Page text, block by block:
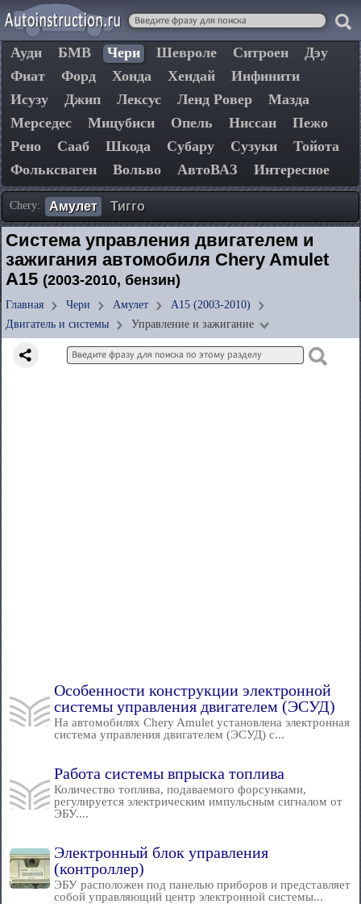
Ауди БМВ Чери Шевроле Ситроен
Дэу
Фиат
Форд Хонда Хендай
Инфинити
Исузу
Джип Лексус Ленд Ровер
Мазда
Мерседес
Мицубиси Опель Ниссан
Пежо
Рено
Сааб Шкода Субару Сузуки
Тойота
Фольксваген
Вольво АвтоВАЗ Интересное
Chery: Амулет Тигго
Система управления двигателем и
зажигания автомобиля Chery Amulet
A15 (2003-2010, бензин)
Главная Чери Амулет
A15 (2003-2010)
Двигатель и системы
Управление и зажигание
Особенности конструкции электронной
системы управления двигателем (ЭСУД)
На автомобилях Chery Amulet установлена электронная
система управления двигателем (ЭСУД) с...
Работа системы впрыска топлива
Количество топлива, подаваемого форсунками,
регулируется электрическим импульсным сигналом от
ЭБУ....
Электронный блок управления
(контроллер)
ЭБУ расположен под панелью приборов и представляет
собой управляющий центр электронной системы...